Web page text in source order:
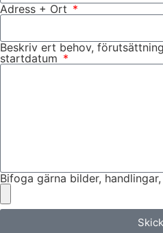
Adress + Ort
Beskriv ert behov,
startdatum
Bifoga gärna bilder,